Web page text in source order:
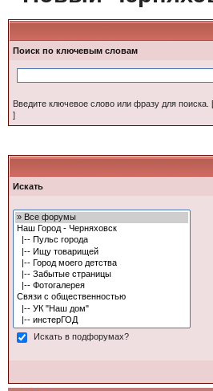
Поиск по ключевым словам
Введите ключевое слово или фразу для поиска. [
]
Искать
Искать в подфорумах?